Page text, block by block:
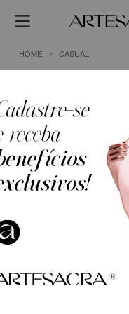
HOME CASUAL